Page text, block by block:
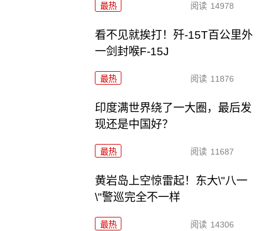
最热 阅读 14978
看不见就挨打！歼-15T百公里外
一剑封喉F-15J
最热 阅读 11876
印度满世界绕了一大圈，最后发
现还是中国好？
最热 阅读 11687
黄岩岛上空惊雷起！东大\"八一
\"警巡完全不一样
最热 阅读 14306